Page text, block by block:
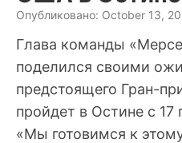
Опубликовано: October 13,
Глава команды
поделился своими
предстоящего Гран-
пройдет в Остине с 17
«Мы готовимся к